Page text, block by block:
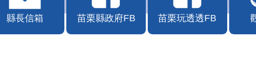
縣長信箱 苗栗縣政府FB 苗栗玩透透FB